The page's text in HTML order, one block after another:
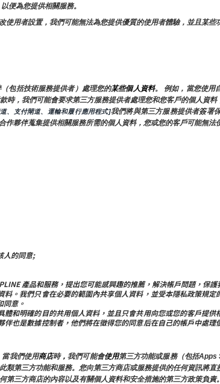
便為您提供相關服務。
用者設置，我們可能無法為您提供優質的使用者體驗，並且某些
包括技術服務提供者）處理您的某些個人資料。 例如，當您使用
時，我們可能會要求第三方服務提供者處理您和您客戶的個人資
、支付閘道、運輸和履行應用程式]我們將與第三方服務提供者簽署
夥伴蒐集提供相關服務所需的個人資料，您或您的客戶可能無法
人的同意;
產品和服務，提出您可能感興趣的推薦，解決帳戶問題，保
。我們只會在必要的範圍內共享個人資料，並受本隱私政策規
同意。
和明確的目的共用個人資料，並且只會共用向您或您的客戶提
也是數據控制者，他們將在徵得您的同意后在自己的帳戶中處
當我們使用商店時，我們可能會使用第三方功能或服務（包括Apps
第三方功能和服務。您向第三方商店或服務提供的任何資訊將
三方商店的內容以及有關個人資料和安全措施的第三方政策負